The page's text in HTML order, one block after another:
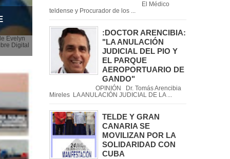
Evelyn
Digital
El Médico
teldense y Procurador de los ...
:DOCTOR ARENCIBIA:
"LA ANULACIÓN
JUDICIAL DEL PIO Y
EL PARQUE
AEROPORTUARIO DE
GANDO"
OPINIÓN Dr. Tomás Arencibia
Mireles LA ANULACIÓN JUDICIAL DE LA ...
TELDE Y GRAN
CANARIA SE
MOVILIZAN POR LA
SOLIDARIDAD CON
CUBA